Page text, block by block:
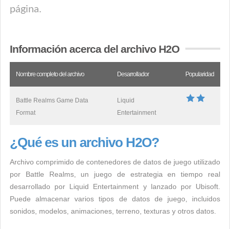
página.
Información acerca del archivo H2O
Nombre completo del archivo Desarrollador Popularidad
Battle Realms Game Data
Format
Liquid
Entertainment
¿Qué es un archivo H2O?
Archivo comprimido de contenedores de datos de juego utilizado
por Battle Realms, un juego de estrategia en tiempo real
desarrollado por Liquid Entertainment y lanzado por Ubisoft.
Puede almacenar varios tipos de datos de juego, incluidos
sonidos, modelos, animaciones, terreno, texturas y otros datos.